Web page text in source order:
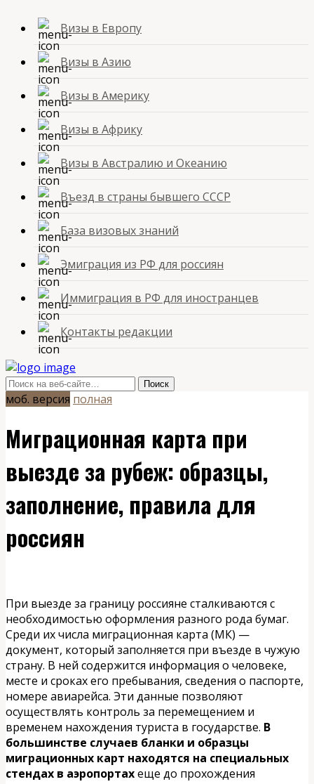
Визы в Европу
Визы в Азию
Визы в Америку
Визы в Африку
Визы в Австралию и Океанию
Въезд в страны бывшего СССР
База визовых знаний
Эмиграция из РФ для россиян
Иммиграция в РФ для иностранцев
Контакты редакции
моб. версия полная
Миграционная карта при
выезде за рубеж: образцы,
заполнение, правила для
россиян
При выезде за границу россияне сталкиваются с
необходимостью оформления разного рода бумаг.
Среди их числа миграционная карта (МК) —
документ, который заполняется при въезде в чужую
страну. В ней содержится информация о человеке,
месте и сроках его пребывания, сведения о паспорте,
номере авиарейса. Эти данные позволяют
осуществлять контроль за перемещением и
временем нахождения туриста в государстве. В
большинстве случаев бланки и образцы
миграционных карт находятся на специальных
стендах в аэропортахеще до прохождения